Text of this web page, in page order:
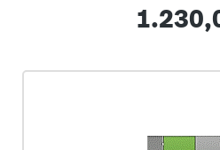
Regulärer